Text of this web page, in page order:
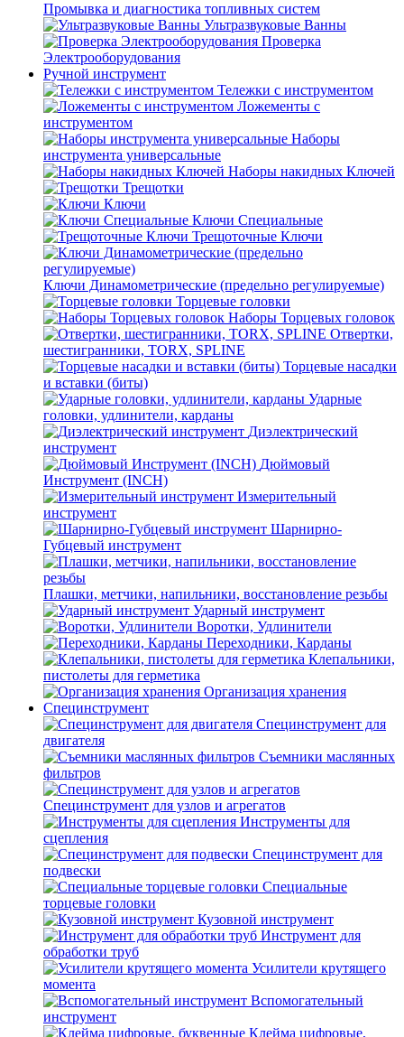
Промывка и диагностика топливных систем
Ультразвуковые Ванны
Проверка
Электрооборудования
Ручной инструмент
Тележки с инструментом
Ложементы с
инструментом
Наборы
инструмента универсальные
Наборы накидных Ключей
Трещотки
Ключи
Ключи Специальные
Трещоточные Ключи
Ключи Динамометрические (предельно регулируемые)
Торцевые головки
Наборы Торцевых головок
Отвертки,
шестигранники, TORX, SPLINE
Торцевые насадки
и вставки (биты)
Ударные
головки, удлинители, карданы
Диэлектрический
инструмент
Дюймовый
Инструмент (INCH)
Измерительный
инструмент
Шарнирно-
Губцевый инструмент
Плашки, метчики, напильники, восстановление резьбы
Ударный инструмент
Воротки, Удлинители
Переходники, Карданы
Клепальники,
пистолеты для герметика
Организация хранения
Специнструмент
Специнструмент для
двигателя
Съемники маслянных
фильтров
Специнструмент для узлов и агрегатов
Инструменты для
сцепления
Специнструмент для
подвески
Специальные
торцевые головки
Кузовной инструмент
Инструмент для
обработки труб
Усилители крутящего
момента
Вспомогательный
инструмент
Клейма цифровые,